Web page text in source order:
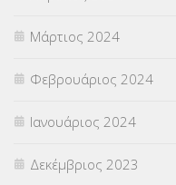
Μάρτιος 2024
Φεβρουάριος 2024
Ιανουάριος 2024
Δεκέμβριος 2023